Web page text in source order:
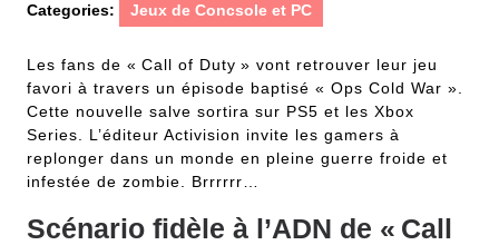
Categories: Jeux de Concsole et PC
Les fans de « Call of Duty » vont retrouver leur jeu
favori à travers un épisode baptisé « Ops Cold War ».
Cette nouvelle salve sortira sur PS5 et les Xbox
Series. L’éditeur Activision invite les gamers à
replonger dans un monde en pleine guerre froide et
infestée de zombie. Brrrrrr…
Scénario fidèle à l’ADN de « Call